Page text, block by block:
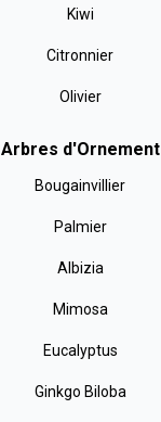
Kiwi
Citronnier
Olivier
Arbres d'Ornement
Bougainvillier
Palmier
Albizia
Mimosa
Eucalyptus
Ginkgo Biloba